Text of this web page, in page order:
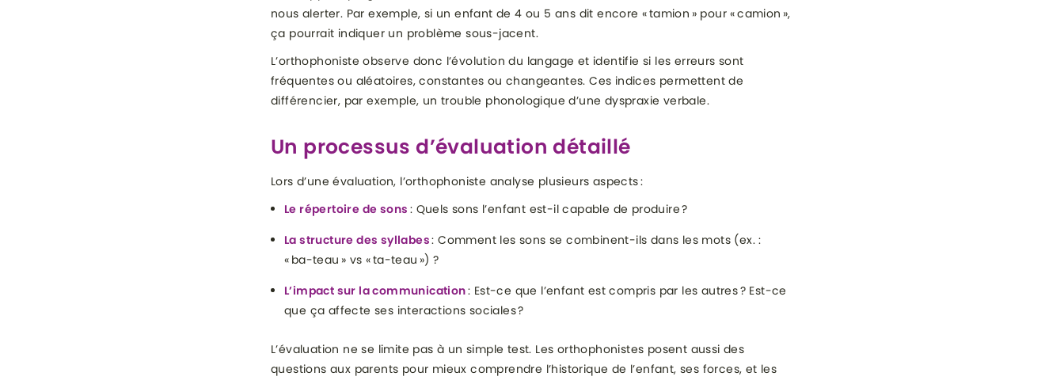
nous alerter. Par exemple, si un enfant de 4 ou 5 ans dit encore « tamion » pour « camion »,
ça pourrait indiquer un problème sous-jacent.
L’orthophoniste observe donc l’évolution du langage et identifie si les erreurs sont
fréquentes ou aléatoires, constantes ou changeantes. Ces indices permettent de
différencier, par exemple, un trouble phonologique d’une dyspraxie verbale.
Un processus d’évaluation détaillé
Lors d’une évaluation, l’orthophoniste analyse plusieurs aspects :
Le répertoire de sons : Quels sons l’enfant est-il capable de produire ?
La structure des syllabes: Comment les sons se combinent-ils dans les mots (ex. :
« ba-teau » vs « ta-teau ») ?
L’impact sur la communication: Est-ce que l’enfant est compris par les autres ? Est-ce
que ça affecte ses interactions sociales ?
L’évaluation ne se limite pas à un simple test. Les orthophonistes posent aussi des
questions aux parents pour mieux comprendre l’historique de l’enfant, ses forces, et les